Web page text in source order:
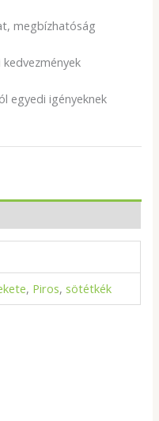
megbízhatóság
egyedi igényeknek
, Piros, sötétkék